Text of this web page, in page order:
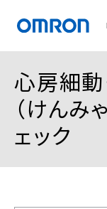
心房細動
（けんみ
ェック